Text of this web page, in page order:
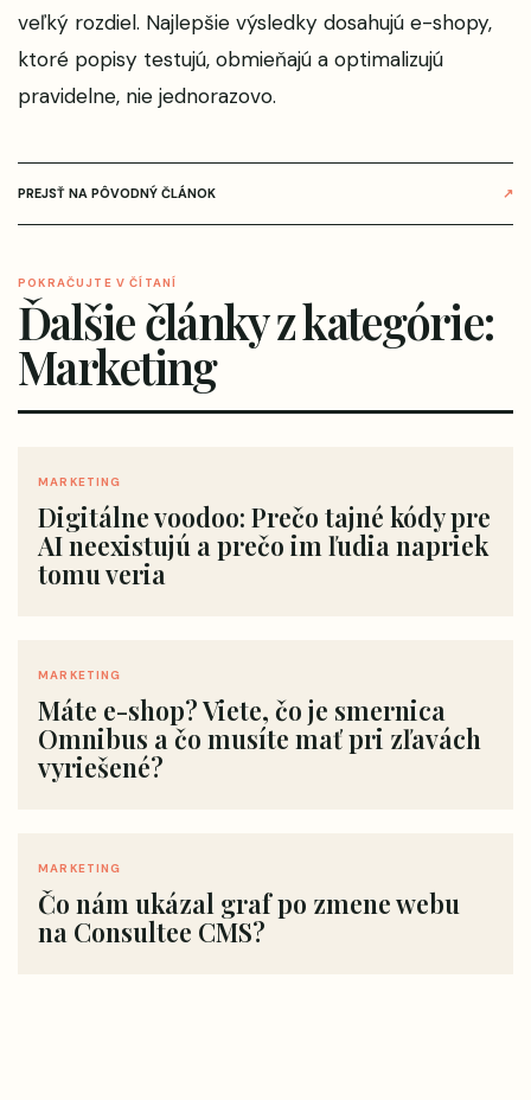
veľký rozdiel. Najlepšie výsledky dosahujú e-shopy,
ktoré popisy testujú, obmieňajú a optimalizujú
pravidelne, nie jednorazovo.
PREJSŤ NA PÔVODNÝ ČLÁNOK ↗
POKRAČUJTE V ČÍTANÍ
Ďalšie články z kategórie:
Marketing
MARKETING
Digitálne voodoo: Prečo tajné kódy pre
AI neexistujú a prečo im ľudia napriek
tomu veria
MARKETING
Máte e-shop? Viete, čo je smernica
Omnibus a čo musíte mať pri zľavách
vyriešené?
MARKETING
Čo nám ukázal graf po zmene webu
na Consultee CMS?